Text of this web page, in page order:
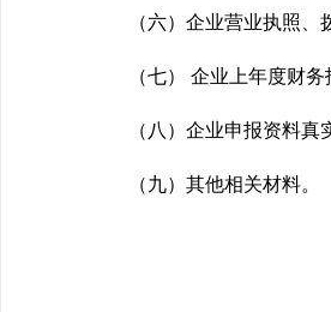
（六）企业营业执照、
（七） 企业上年度财务
（八）企业申报资料真
（九）其他相关材料。